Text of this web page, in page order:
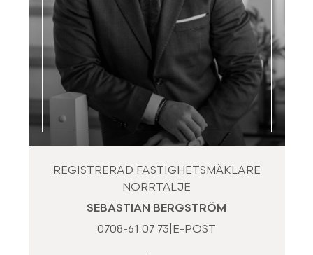
REGISTRERAD FASTIGHETSMÄKLARE
NORRTÄLJE
SEBASTIAN BERGSTRÖM
0708-61 07 73 E-POST